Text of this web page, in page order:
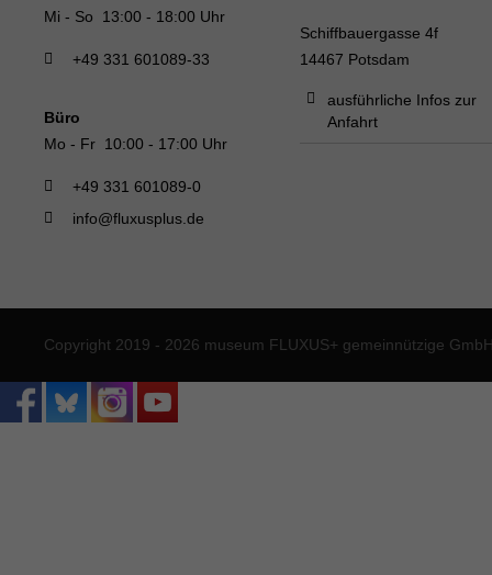
Mi - So 13:00 - 18:00 Uhr
+49 331 601089-33
Büro
Mo - Fr 10:00 - 17:00 Uhr
+49 331 601089-0
info@fluxusplus.de
Schiffbauergasse 4f
14467 Potsdam
ausführliche Infos zur
Anfahrt
Copyright 2019 - 2026 museum FLUXUS+ gemeinnützige